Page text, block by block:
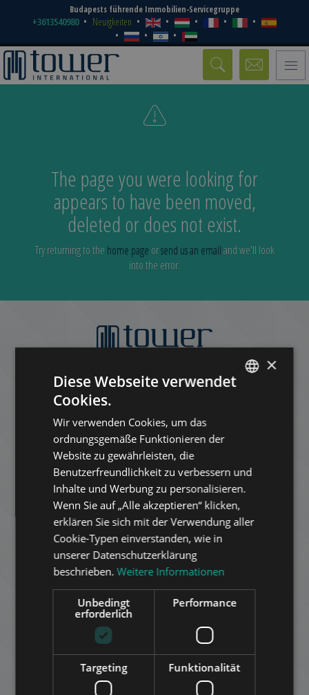
Budapests führende Immobilien-Servicegruppe
+3613540980 Neuigkeiten
Toggle
The page you were looking for
appears to have been moved,
deleted or does not exist.
Try returning to the home page orsend us an emailand we'll look
into the error.
FRENCH
ITALIAN
SPANISH
RUSSIAN
×
Diese Webseite verwendet
Cookies.
Wir verwenden Cookies, um das
ordnungsgemäße Funktionieren der
Website zu gewährleisten, die
Benutzerfreundlichkeit zu verbessern und
Inhalte und Werbung zu personalisieren.
Wenn Sie auf „Alle akzeptieren“ klicken,
erklären Sie sich mit der Verwendung aller
Cookie-Typen einverstanden, wie in
unserer Datenschutzerklärung
beschrieben. Weitere Informationen
Unbedingt
erforderlich
Performance
Targeting Funktionalität